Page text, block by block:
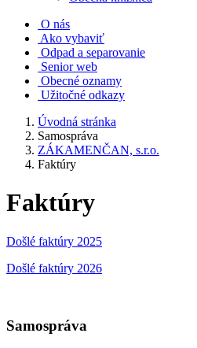
O nás
Ako vybaviť
Odpad a separovanie
Senior web
Obecné oznamy
Užitočné odkazy
Úvodná stránka
Samospráva
ZÁKAMENČAN, s.r.o.
Faktúry
Faktúry
Došlé faktúry 2025
Došlé faktúry 2026
Samospráva